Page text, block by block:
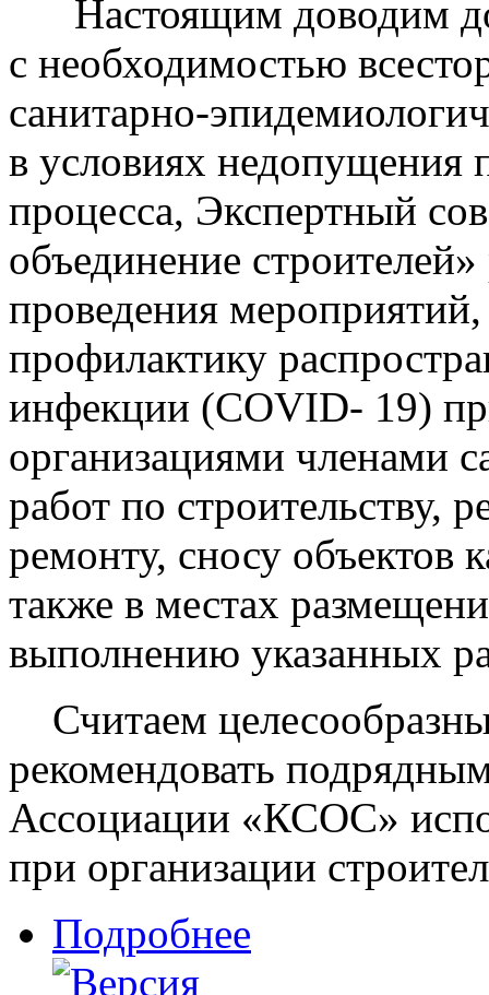
Настоящим доводим до
с необходимостью
санитарно-
в условиях недопущения
процесса, Экспертный
объединение
проведения
профилактику
инфекции (COVID- 19)
организациями членами
работ по строительству,
ремонту, сносу объектов
также в местах
выполнению указанных
Считаем
рекомендовать
Ассоциации «КСОС»
при организации
Подробнее